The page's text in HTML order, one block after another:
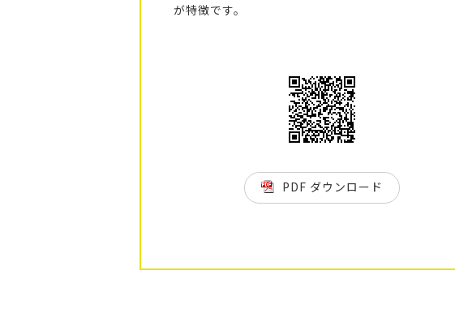
が特徴です。
PDF ダウンロード